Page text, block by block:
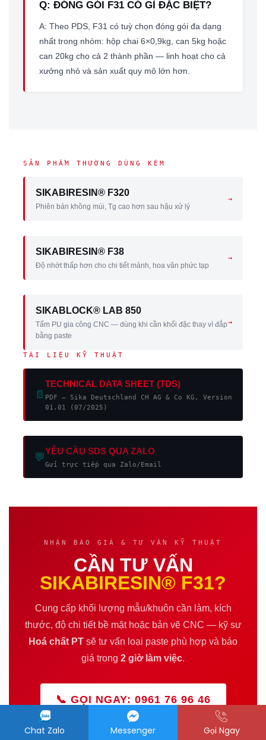
Q: ĐÓNG GÓI F31 CÓ GÌ ĐẶC BIỆT?
A: Theo PDS, F31 có tuỳ chọn đóng gói đa dạng
nhất trong nhóm: hộp chai 6×0,9kg, can 5kg hoặc
can 20kg cho cả 2 thành phần — linh hoạt cho cả
xưởng nhỏ và sản xuất quy mô lớn hơn.
SẢN PHẨM THƯỜNG DÙNG KÈM
SIKABIRESIN® F320
Phiên bản không mùi, Tg cao hơn sau hậu xử lý
→
SIKABIRESIN® F38
Độ nhớt thấp hơn cho chi tiết mảnh, hoa văn phức tạp
→
SIKABLOCK® LAB 850
Tấm PU gia công CNC — dùng khi cần khối đặc thay vì đắp
bằng paste
→
TÀI LIỆU KỸ THUẬT
📄
TECHNICAL DATA SHEET (TDS)
PDF — Sika Deutschland CH AG & Co KG, Version
01.01 (07/2025)
💬YÊU CẦU SDS QUA ZALO
Gửi trực tiếp qua Zalo/Email
NHẬN BÁO GIÁ & TƯ VẤN KỸ THUẬT
CẦN TƯ VẤN
SIKABIRESIN® F31?
Cung cấp khối lượng mẫu/khuôn cần làm, kích
thước, độ chi tiết bề mặt hoặc bản vẽ CNC — kỹ sư
Hoá chất PT sẽ tư vấn loại paste phù hợp và báo
giá trong 2 giờ làm việc.
📞 GỌI NGAY: 0961 76 96 46
ZALO TƯ VẤN NGAY
Chat Zalo Messenger Gọi Ngay